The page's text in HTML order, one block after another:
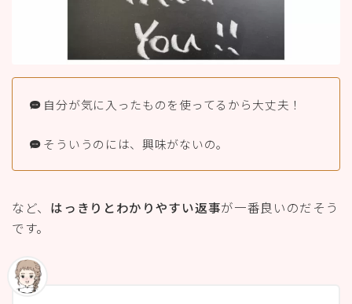
自分が気に入ったものを使ってるから大丈夫！
そういうのには、興味がないの。
など、 はっきりとわかりやすい返事が一番良いのだそう
です。